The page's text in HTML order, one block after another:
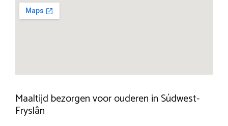
Maaltijd bezorgen voor ouderen in Súdwest-
Fryslân